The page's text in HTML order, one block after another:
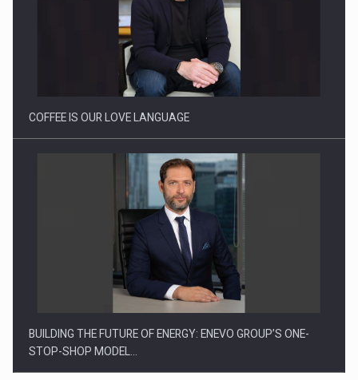
Webinar - Business Evolution-RETHINK STRATEGY-Finantare
Investitii Digitalizare
COFFEE IS OUR LOVE LANGUAGE
BUILDING THE FUTURE OF ENERGY: ENEVO GROUP’S ONE-
STOP-SHOP MODEL…